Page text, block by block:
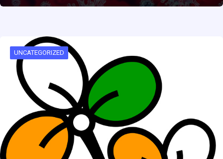
UNCATEGORIZED